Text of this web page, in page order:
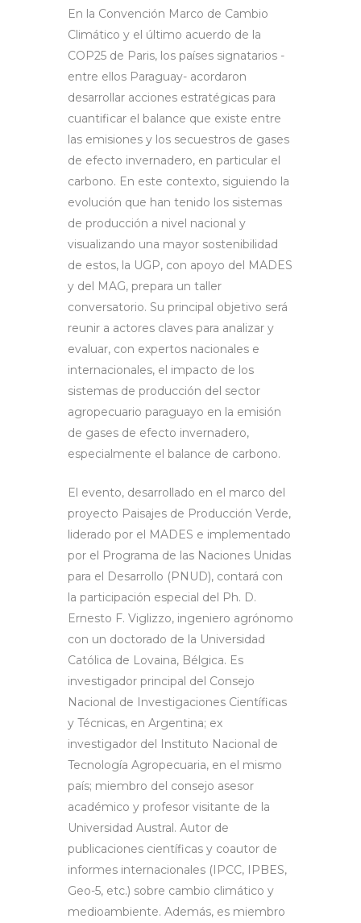
En la Convención Marco de Cambio
Climático y el último acuerdo de la
COP25 de Paris, los países signatarios -
entre ellos Paraguay- acordaron
desarrollar acciones estratégicas para
cuantificar el balance que existe entre
las emisiones y los secuestros de gases
de efecto invernadero, en particular el
carbono. En este contexto, siguiendo la
evolución que han tenido los sistemas
de producción a nivel nacional y
visualizando una mayor sostenibilidad
de estos, la UGP, con apoyo del MADES
y del MAG, prepara un taller
conversatorio. Su principal objetivo será
reunir a actores claves para analizar y
evaluar, con expertos nacionales e
internacionales, el impacto de los
sistemas de producción del sector
agropecuario paraguayo en la emisión
de gases de efecto invernadero,
especialmente el balance de carbono.
El evento, desarrollado en el marco del
proyecto Paisajes de Producción Verde,
liderado por el MADES e implementado
por el Programa de las Naciones Unidas
para el Desarrollo (PNUD), contará con
la participación especial del Ph. D.
Ernesto F. Viglizzo, ingeniero agrónomo
con un doctorado de la Universidad
Católica de Lovaina, Bélgica. Es
investigador principal del Consejo
Nacional de Investigaciones Científicas
y Técnicas, en Argentina; ex
investigador del Instituto Nacional de
Tecnología Agropecuaria, en el mismo
país; miembro del consejo asesor
académico y profesor visitante de la
Universidad Austral. Autor de
publicaciones científicas y coautor de
informes internacionales (IPCC, IPBES,
Geo-5, etc.) sobre cambio climático y
medioambiente. Además, es miembro